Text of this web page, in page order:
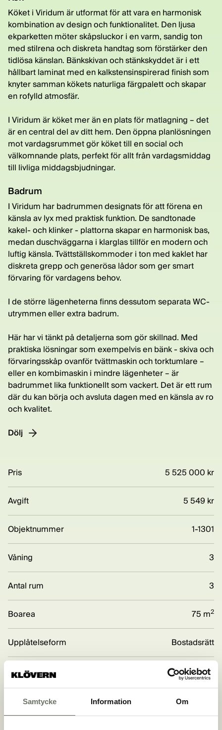
Samtycke Information Om
Köket i Viridum är utformat för att vara en harmonisk
kombination av design och funktionalitet. Den ljusa
ekparketten möter skåpsluckor i en varm, sandig ton
med stilrena och diskreta handtag som förstärker den
tidlösa känslan. Bänkskivan och stänkskyddet är i ett
hållbart laminat med en kalkstensinspirerad finish som
knyter samman kökets naturliga färgpalett och skapar
en rofylld atmosfär.
I Viridum är köket mer än en plats för matlagning – det
är en central del av ditt hem. Den öppna planlösningen
mot vardagsrummet gör köket till en social och
välkomnande plats, perfekt för allt från vardagsmiddag
till livliga middagsbjudningar.
Badrum
I Viridum har badrummen designats för att förena en
känsla av lyx med praktisk funktion. De sandtonade
kakel- och klinker - plattorna skapar en harmonisk bas,
medan duschväggarna i klarglas tillför en modern och
luftig känsla. Tvättställskommoder i ton med kaklet har
diskreta grepp och generösa lådor som ger smart
förvaring för vardagens behov.
I de större lägenheterna finns dessutom separata WC-
utrymmen eller extra badrum.
Här har vi tänkt på detaljerna som gör skillnad. Med
praktiska lösningar som exempelvis en bänk - skiva och
förvaringsskåp ovanför tvättmaskin och torktumlare –
eller en kombimaskin i mindre lägenheter – är
badrummet lika funktionellt som vackert. Det är ett rum
där du kan börja och avsluta dagen med en känsla av ro
och kvalitet.
Dölj
Pris 5 525 000 kr
Avgift 5 549 kr
Objektnummer 1-1301
Våning 3
Antal rum 3
Boarea 75 m2
Upplåtelseform Bostadsrätt
Boendeform Flerbostadshus
Balkong